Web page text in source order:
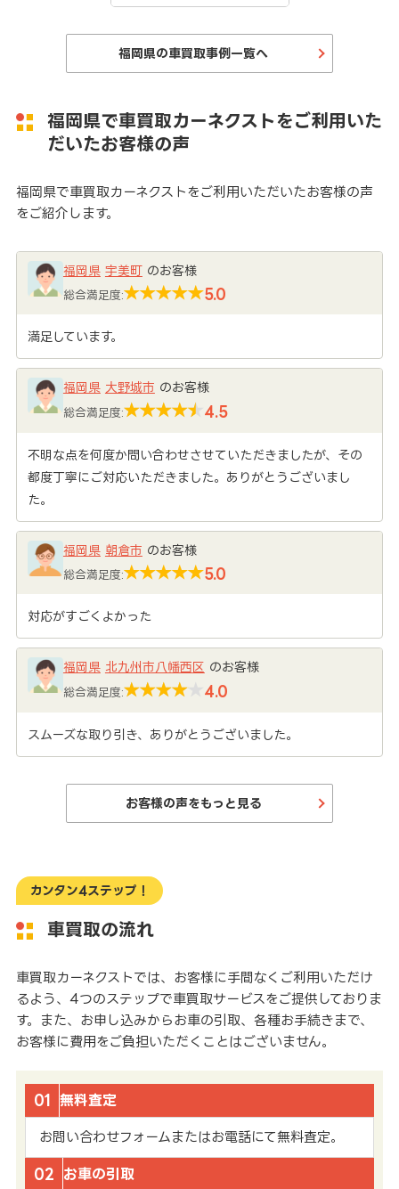
福岡県の車買取事例一覧へ
福岡県で車買取カーネクストをご利用いた
だいたお客様の声
福岡県で車買取カーネクストをご利用いただいたお客様の声
をご紹介します。
福岡県 宇美町のお客様
総合満足度: 5.0
満足しています。
福岡県 大野城市 のお客様
総合満足度: 4.5
不明な点を何度か問い合わせさせていただきましたが、その
都度丁寧にご対応いただきました。ありがとうございまし
た。
福岡県 朝倉市 のお客様
総合満足度: 5.0
対応がすごくよかった
福岡県 北九州市八幡西区 のお客様
総合満足度: 4.0
スムーズな取り引き、ありがとうございました。
お客様の声をもっと見る
カンタン4ステップ！
車買取の流れ
車買取カーネクストでは、お客様に手間なくご利用いただけ
るよう、4つのステップで車買取サービスをご提供しておりま
す。また、お申し込みからお車の引取、各種お手続きまで、
お客様に費用をご負担いただくことはございません。
01 無料査定
お問い合わせフォームまたはお電話にて無料査定。
02 お車の引取